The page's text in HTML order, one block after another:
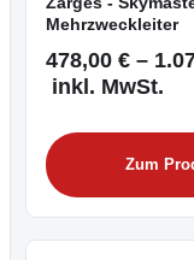
Mehrzweckleiter
478,00 € –
inkl. MwSt.
Zum